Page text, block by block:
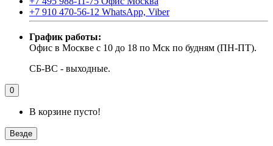
+7 910 470-56-12 WhatsApp, Viber
График работы:
Офис в Москве с 10 до 18 по Мск по будням (ПН-ПТ).
СБ-ВС - выходные.
0
В корзине пусто!
Везде